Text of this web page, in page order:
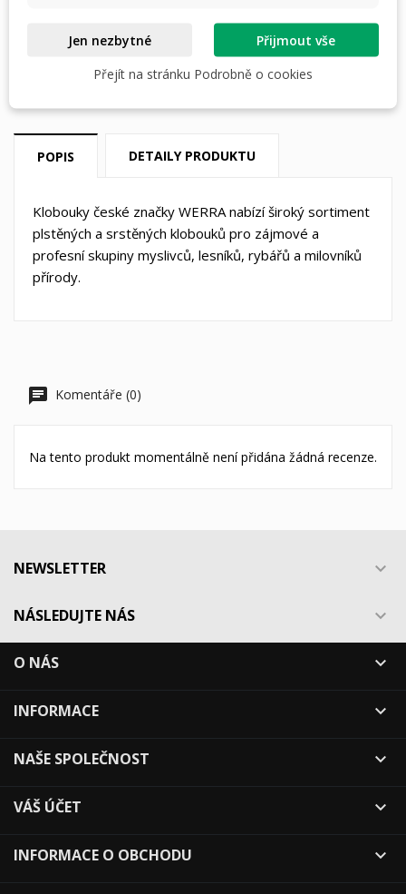
Dostupná doprava
POPIS DETAILY PRODUKTU
Klobouky české značky WERRA nabízí široký sortiment
plstěných a srstěných klobouků pro zájmové a
profesní skupiny myslivců, lesníků, rybářů a milovníků
přírody.
Komentáře (0)
Na tento produkt momentálně není přidána žádná recenze.
NEWSLETTER 
NÁSLEDUJTE NÁS 
O NÁS 
INFORMACE 
NAŠE SPOLEČNOST 
VÁŠ ÚČET 
INFORMACE O OBCHODU 
Jen nezbytné
Přijmout vše
Přejít na stránku Podrobně o cookies